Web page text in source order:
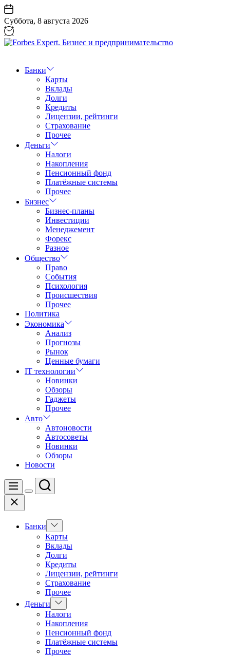
Перейти
к
содержанию
Суббота, 8 августа 2026
Бизнес
предпринимательство
Банки
Карты
Вклады
Долги
Кредиты
Лицензии, рейтинги
Страхование
Прочее
Деньги
Налоги
Накопления
Пенсионный фонд
Платёжные системы
Прочее
Бизнес
Бизнес-планы
Инвестиции
Менеджемент
Форекс
Разное
Общество
Право
События
Психология
Происшествия
Прочее
Политика
Экономика
Анализ
Прогнозы
Рынок
Ценные бумаги
IT технологии
Новинки
Обзоры
Гаджеты
Прочее
Авто
Автоновости
Автосоветы
Новинки
Обзоры
Новости
Меню
Цвет
Поиск
Закрыть
Банки
Показать
подменю
Карты
Вклады
Долги
Кредиты
Лицензии, рейтинги
Страхование
Прочее
Деньги
Показать
подменю
Налоги
Накопления
Пенсионный фонд
Платёжные системы
Прочее